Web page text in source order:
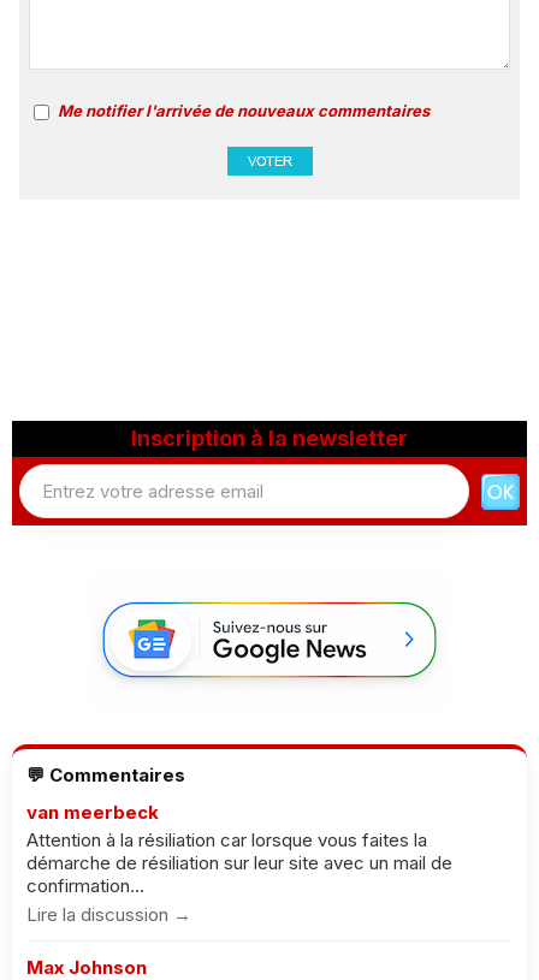
Me notifier l'arrivée de nouveaux commentaires
Inscription à la newsletter
💬 Commentaires
van meerbeck
Attention à la résiliation car lorsque vous faites la
démarche de résiliation sur leur site avec un mail de
confirmation...
Lire la discussion →
Max Johnson